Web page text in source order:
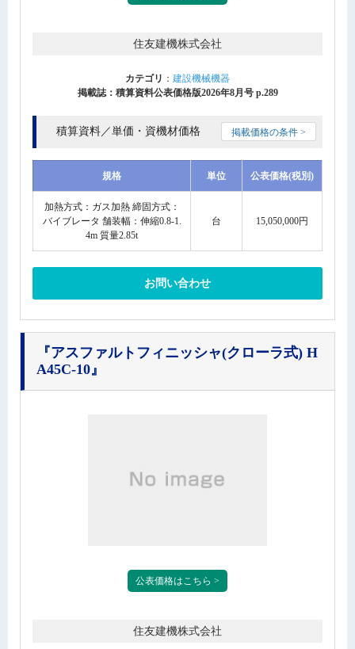
住友建機株式会社
カテゴリ ： 建設機械機器
掲載誌：積算資料公表価格版2026年8月号 p.289
積算資料／単価・資機材価格 掲載価格の条件 >
規格 単位 公表価格(税別)
加熱方式：ガス加熱 締固方式：
バイブレータ 舗装幅：伸縮0.8-1.
4m 質量2.85t
台 15,050,000円
お問い合わせ
『アスファルトフィニッシャ(クローラ式) H
A45C-10』
公表価格はこちら >
住友建機株式会社